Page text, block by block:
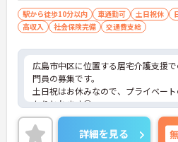
（ＡＴ限定可）あれ
駅から徒歩10分以内 車通勤可 土日祝休
高収入
社会保険完備 交通費支給
広島市中区に位置する居宅介護支援
門員の募集です。
土日祝はお休みなので、プライベー
かりとれます◎
ご興味がある方は是非一度マイナビ
せください。さらに詳細などお伝え
詳細を見る